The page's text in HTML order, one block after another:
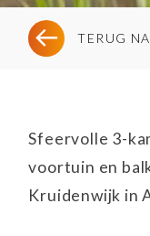
TERUG
Sfeervolle 3-
voortuin en
Kruidenwijk in